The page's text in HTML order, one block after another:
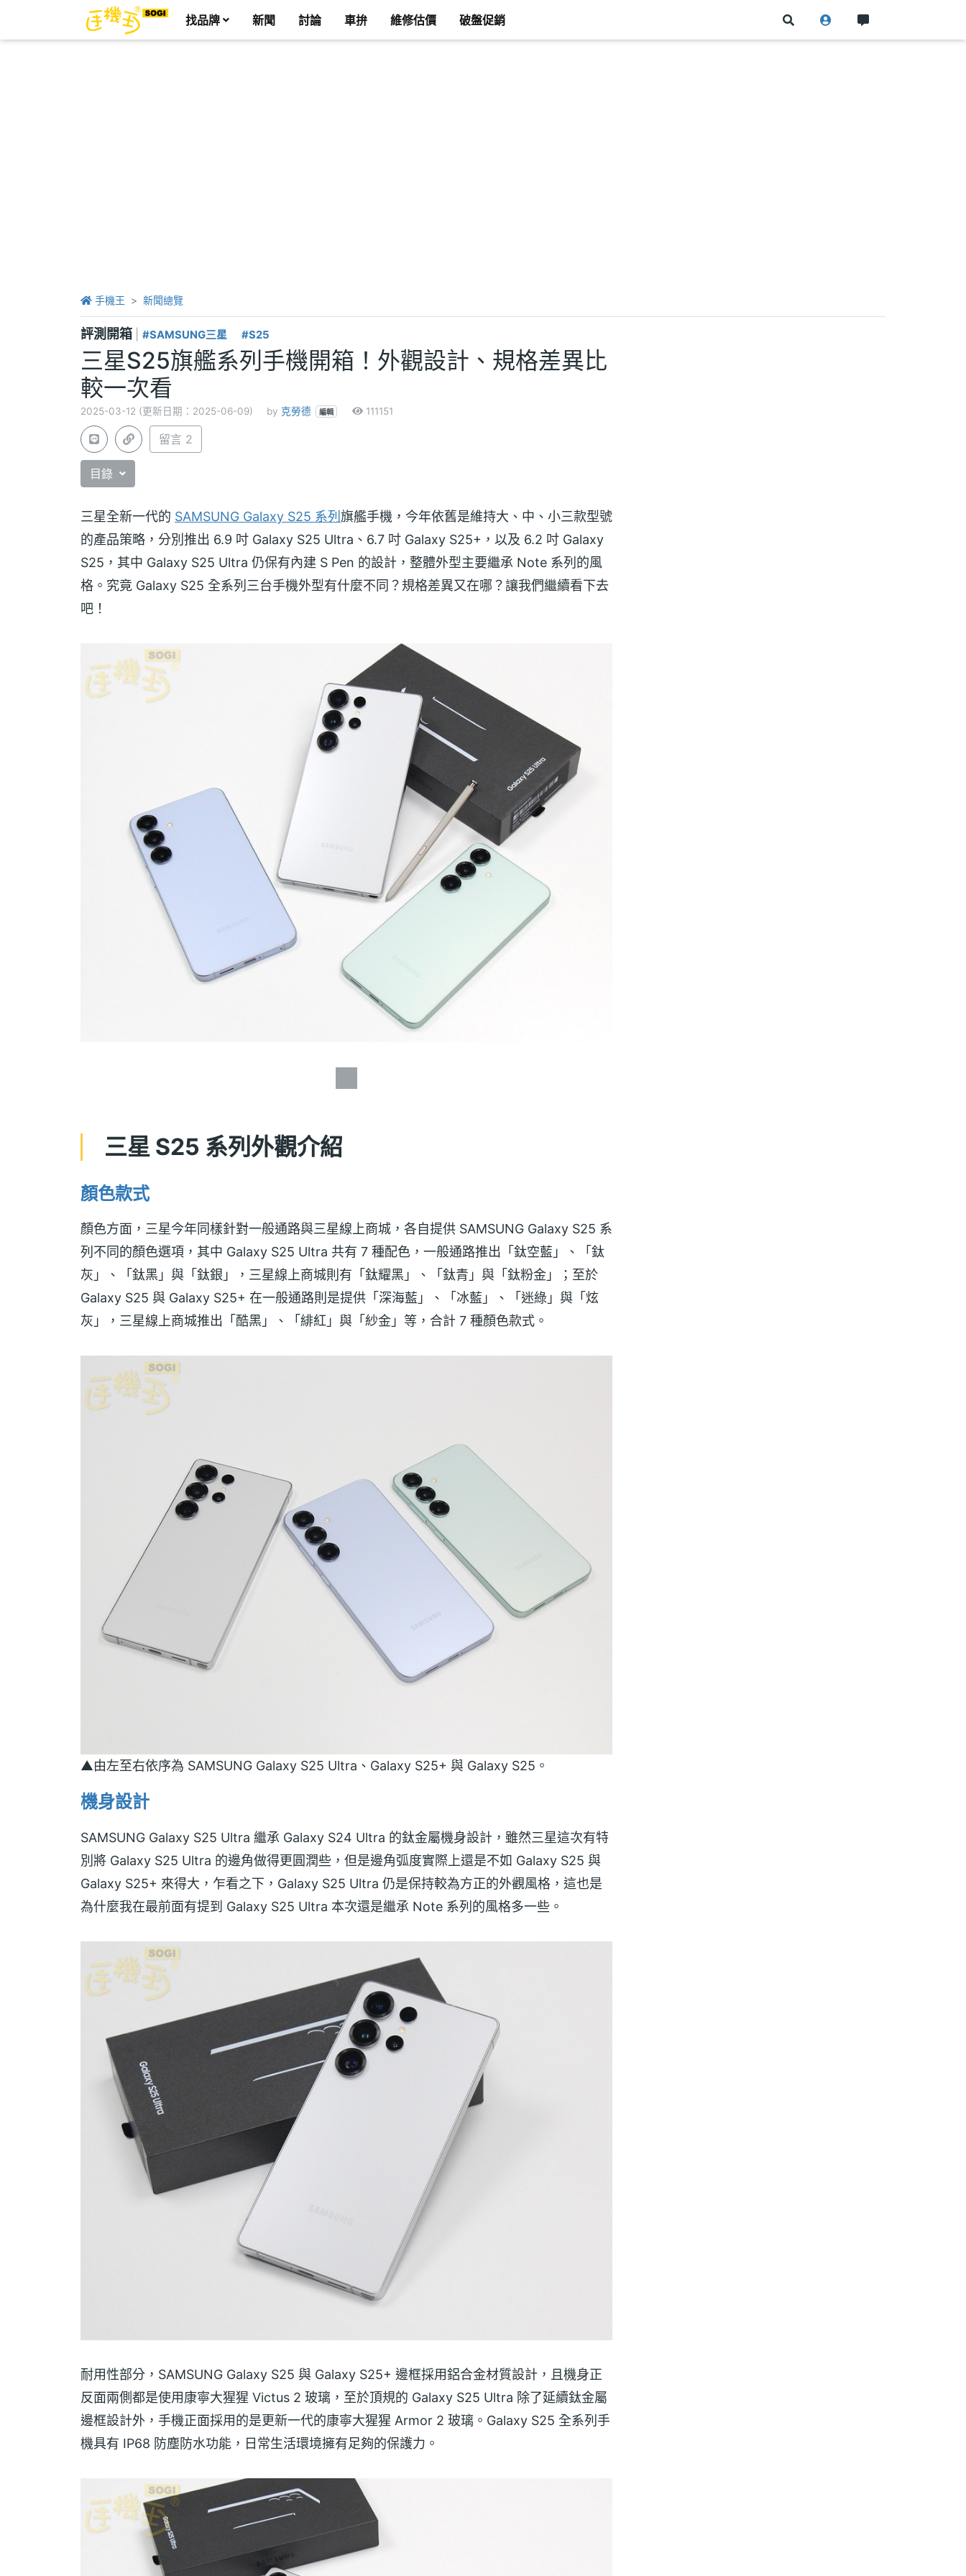
找品牌 新聞 討論 車拚 維修估價 破盤促銷
手機王 新聞總覽
評測開箱 #SAMSUNG三星 #S25
三星S25旗艦系列手機開箱！外觀設計、規格差異比
較一次看
2025-03-12 (更新日期：2025-06-09) by 克勞德 編輯 111151
留言 2
目錄
三星全新一代的 SAMSUNG Galaxy S25 系列 旗艦手機，今年依舊是維持大、中、小三款型號
的產品策略，分別推出 6.9 吋 Galaxy S25 Ultra、6.7 吋 Galaxy S25+，以及 6.2 吋 Galaxy
S25，其中 Galaxy S25 Ultra 仍保有內建 S Pen 的設計，整體外型主要繼承 Note 系列的風
格。究竟 Galaxy S25 全系列三台手機外型有什麼不同？規格差異又在哪？讓我們繼續看下去
吧！
三星 S25 系列外觀介紹
顏色款式
顏色方面，三星今年同樣針對一般通路與三星線上商城，各自提供 SAMSUNG Galaxy S25 系
列不同的顏色選項，其中 Galaxy S25 Ultra 共有 7 種配色，一般通路推出「鈦空藍」、「鈦
灰」、「鈦黑」與「鈦銀」，三星線上商城則有「鈦耀黑」、「鈦青」與「鈦粉金」；至於
Galaxy S25 與 Galaxy S25+ 在一般通路則是提供「深海藍」、「冰藍」、「迷綠」與「炫
灰」，三星線上商城推出「酷黑」、「緋紅」與「紗金」等，合計 7 種顏色款式。
▲由左至右依序為 SAMSUNG Galaxy S25 Ultra、Galaxy S25+ 與 Galaxy S25。
機身設計
SAMSUNG Galaxy S25 Ultra 繼承 Galaxy S24 Ultra 的鈦金屬機身設計，雖然三星這次有特
別將 Galaxy S25 Ultra 的邊角做得更圓潤些，但是邊角弧度實際上還是不如 Galaxy S25 與
Galaxy S25+ 來得大，乍看之下，Galaxy S25 Ultra 仍是保持較為方正的外觀風格，這也是
為什麼我在最前面有提到 Galaxy S25 Ultra 本次還是繼承 Note 系列的風格多一些。
耐用性部分，SAMSUNG Galaxy S25 與 Galaxy S25+ 邊框採用鋁合金材質設計，且機身正
反面兩側都是使用康寧大猩猩 Victus 2 玻璃，至於頂規的 Galaxy S25 Ultra 除了延續鈦金屬
邊框設計外，手機正面採用的是更新一代的康寧大猩猩 Armor 2 玻璃。Galaxy S25 全系列手
機具有 IP68 防塵防水功能，日常生活環境擁有足夠的保護力。